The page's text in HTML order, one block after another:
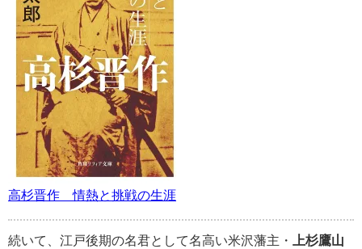
高杉晋作 情熱と挑戦の生涯
続いて、江戸後期の名君として名高い米沢藩主・
上杉鷹山